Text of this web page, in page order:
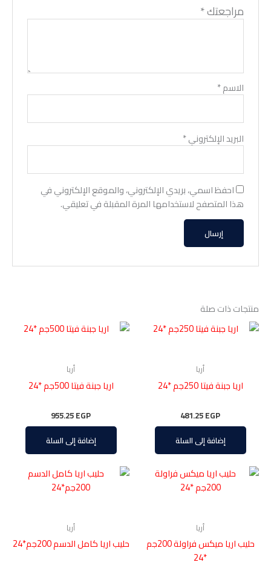
مراجعتك*
الاسم*
البريد الإلكتروني*
احفظ اسمي، بريدي الإلكتروني، والموقع الإلكتروني في
هذا المتصفح لاستخدامها المرة المقبلة في تعليقي.
منتجات ذات صلة
أريا
اريا جبنة فيتا 250جم *24
481.25EGP
إضافة إلى السلة
أريا
اريا جبنة فيتا 500جم *24
955.25EGP
إضافة إلى السلة
أريا
حليب اريا ميكس فراولة 200جم
*24
أريا
حليب اريا كامل الدسم 200جم*24